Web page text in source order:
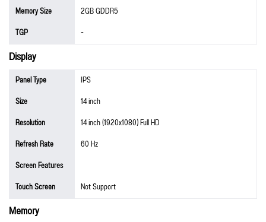
Memory Size
2GB GDDR5
TGP
-
Display
Panel Type
IPS
Size
14 inch
Resolution
14 inch (1920x1080) Full HD
Refresh Rate
60 Hz
Screen Features
Touch Screen
Not Support
Memory